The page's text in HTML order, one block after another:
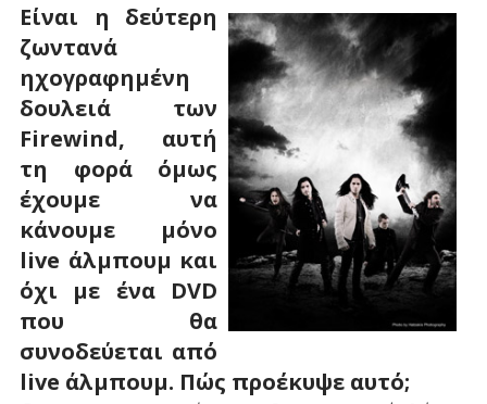
Είναι η δεύτερη
ζωντανά
ηχογραφημένη
δουλειά των
Firewind, αυτή
τη φορά όμως
έχουμε να
κάνουμε μόνο
live άλμπουμ και
όχι με ένα DVD
που θα
συνοδεύεται από
live άλμπουμ. Πώς προέκυψε αυτό;